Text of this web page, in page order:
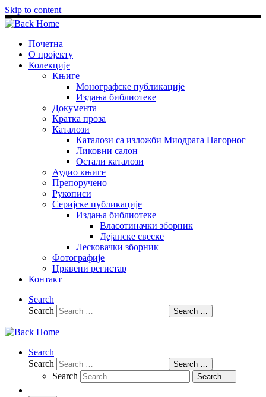
Skip to content
Почетна
О пројекту
Колекције
Књиге
Монографске публикације
Издања библиотеке
Документа
Кратка проза
Каталози
Каталози са изложби Миодрага Нагорног
Ликовни салон
Остали каталози
Аудио књиге
Препоручено
Рукописи
Серијске публикације
Издања библиотеке
Власотиначки зборник
Дејанске свеске
Лесковачки зборник
Фотографије
Црквени регистар
Контакт
Search
Search
Search …
Search
Search
Search …
Search Search …